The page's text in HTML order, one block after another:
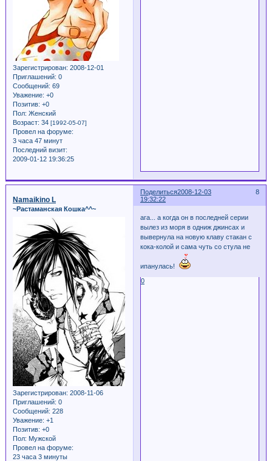
Зарегистрирован: 2008-12-01
Приглашений: 0
Сообщений: 69
Уважение: +0
Позитив: +0
Пол: Женский
Возраст: 34 [1992-05-07]
Провел на форуме:
3 часа 47 минут
Последний визит:
2009-01-12 19:36:25
Поделиться 8
2008-12-03
19:32:22
Namaikino L
~Растаманская Кошка^^~
Зарегистрирован: 2008-11-06
Приглашений: 0
Сообщений: 228
Уважение: +1
Позитив: +0
Пол: Мужской
Провел на форуме:
23 часа 3 минуты
ага... а когда он в последней серии
вылез из моря в одниж джинсах и
вывернула на новую клаву стакан с
кока-колой и сама чуть со стула не
ипанулась!
0